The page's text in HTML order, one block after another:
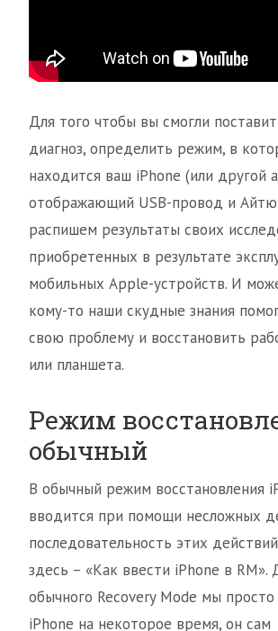
Для того чтобы вы смогли
диагноз, определить режим, в
находится ваш iPhone (или другой
отображающий USB-провод и
распишем результаты своих
приобретенных в результате
мобильных Apple-устройств. И
кому-то наши скудные знания
свою проблему и восстановить
или планшета.
Режим
обычный
В обычный режим восстановления
вводится при помощи несложных
последовательность этих
здесь – «Как ввести iPhone в RM».
обычного Recovery Mode мы просто
iPhone на некоторое время, он сам